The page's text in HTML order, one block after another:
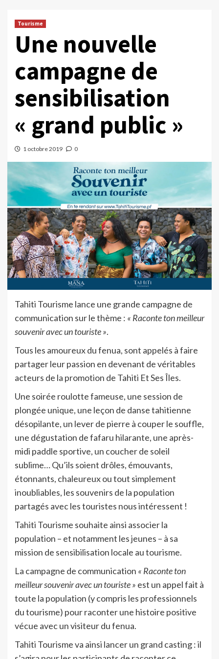
Tourisme
Une nouvelle
campagne de
sensibilisation
« grand public »
1 octobre 2019 0
Tahiti Tourisme lance une grande campagne de
communication sur le thème : « Raconte ton meilleur
souvenir avec un touriste ».
Tous les amoureux du fenua, sont appelés à faire
partager leur passion en devenant de véritables
acteurs de la promotion de Tahiti Et Ses Îles.
Une soirée roulotte fameuse, une session de
plongée unique, une leçon de danse tahitienne
désopilante, un lever de pierre à couper le souffle,
une dégustation de fafaru hilarante, une après-
midi paddle sportive, un coucher de soleil
sublime… Qu’ils soient drôles, émouvants,
étonnants, chaleureux ou tout simplement
inoubliables, les souvenirs de la population
partagés avec les touristes nous intéressent !
Tahiti Tourisme souhaite ainsi associer la
population – et notamment les jeunes – à sa
mission de sensibilisation locale au tourisme.
La campagne de communication « Raconte ton
meilleur souvenir avec un touriste » est un appel fait à
toute la population (y compris les professionnels
du tourisme) pour raconter une histoire positive
vécue avec un visiteur du fenua.
Tahiti Tourisme va ainsi lancer un grand casting : il